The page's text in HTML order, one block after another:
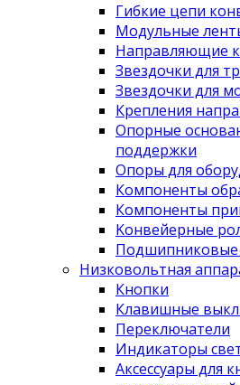
Гибкие цепи
Модульные
Направляющие
Звездочки для
Звездочки для
Крепления
Опорные
поддержки
Опоры для
Компоненты
Компоненты
Koнвейерныe
Подшипниковые
Низковольтная
Кнопки
Клавишные
Переключатели
Индикаторы
Аксессуары для